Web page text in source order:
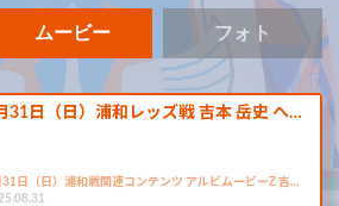
ムービー フォト
31日（日）浦和レッズ戦 吉本 岳史 ヘ…
31日（日）浦和戦関連コンテンツ アルビムービーZ 吉…